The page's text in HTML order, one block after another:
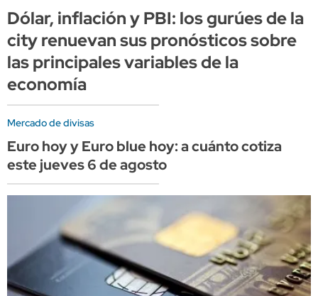
Dólar, inflación y PBI: los gurúes de la
city renuevan sus pronósticos sobre
las principales variables de la
economía
Mercado de divisas
Euro hoy y Euro blue hoy: a cuánto cotiza
este jueves 6 de agosto